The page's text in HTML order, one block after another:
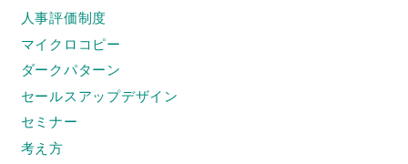
人事評価制度
マイクロコピー
ダークパターン
セールスアップデザイン
セミナー
考え方